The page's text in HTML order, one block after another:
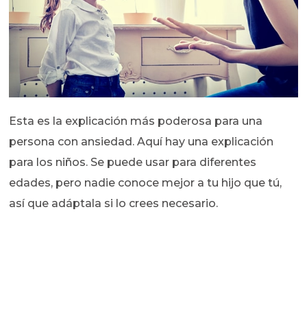
Esta es la explicación más poderosa para una
persona con ansiedad. Aquí hay una explicación
para los niños. Se puede usar para diferentes
edades, pero nadie conoce mejor a tu hijo que tú,
así que adáptala si lo crees necesario.